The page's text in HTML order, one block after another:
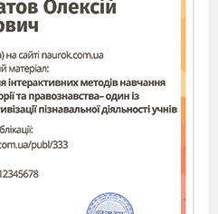
– фронтальный
презентация,
карточки для
таблица «Значение
и жизни человека»
УРОКА
ОРГАНИЗАЦИОННЫЙ